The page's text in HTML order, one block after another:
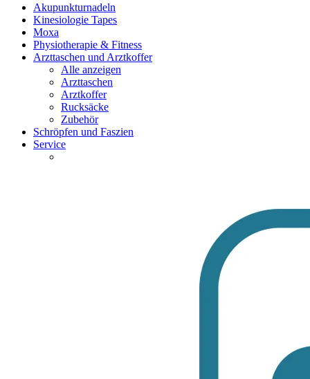
Akupunkturnadeln
Kinesiologie Tapes
Moxa
Physiotherapie & Fitness
Arzttaschen und Arztkoffer
Alle anzeigen
Arzttaschen
Arztkoffer
Rucksäcke
Zubehör
Schröpfen und Faszien
Service